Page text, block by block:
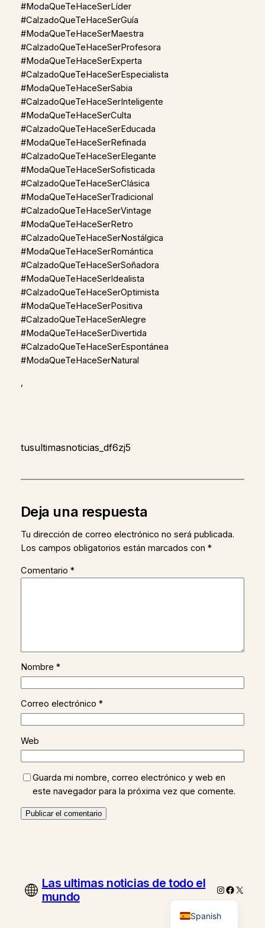
#ModaQueTeHaceSerLíder
#CalzadoQueTeHaceSerGuía
#ModaQueTeHaceSerMaestra
#CalzadoQueTeHaceSerProfesora
#ModaQueTeHaceSerExperta
#CalzadoQueTeHaceSerEspecialista
#ModaQueTeHaceSerSabia
#CalzadoQueTeHaceSerInteligente
#ModaQueTeHaceSerCulta
#CalzadoQueTeHaceSerEducada
#ModaQueTeHaceSerRefinada
#CalzadoQueTeHaceSerElegante
#ModaQueTeHaceSerSofisticada
#CalzadoQueTeHaceSerClásica
#ModaQueTeHaceSerTradicional
#CalzadoQueTeHaceSerVintage
#ModaQueTeHaceSerRetro
#CalzadoQueTeHaceSerNostálgica
#ModaQueTeHaceSerRomántica
#CalzadoQueTeHaceSerSoñadora
#ModaQueTeHaceSerIdealista
#CalzadoQueTeHaceSerOptimista
#ModaQueTeHaceSerPositiva
#CalzadoQueTeHaceSerAlegre
#ModaQueTeHaceSerDivertida
#CalzadoQueTeHaceSerEspontánea
#ModaQueTeHaceSerNatural
,
tusultimasnoticias_df6zj5
Deja una respuesta
Tu dirección de correo electrónico no será publicada.
Los campos obligatorios están marcados con *
Comentario *
Nombre *
Correo electrónico *
Web
Guarda mi nombre, correo electrónico y web en
este navegador para la próxima vez que comente.
Las ultimas noticias de todo el
mundo
Instagram
X
Spanish